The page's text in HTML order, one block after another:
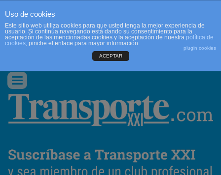
CONTACTO
Conmutar
navegación
Uso de cookies
Este sitio web utiliza cookies para que usted tenga la mejor experiencia de
usuario. Si continúa navegando está dando su consentimiento para la
aceptación de las mencionadas cookies y la aceptación de nuestra política de
cookies, pinche el enlace para mayor información.
plugin cookies
ACEPTAR